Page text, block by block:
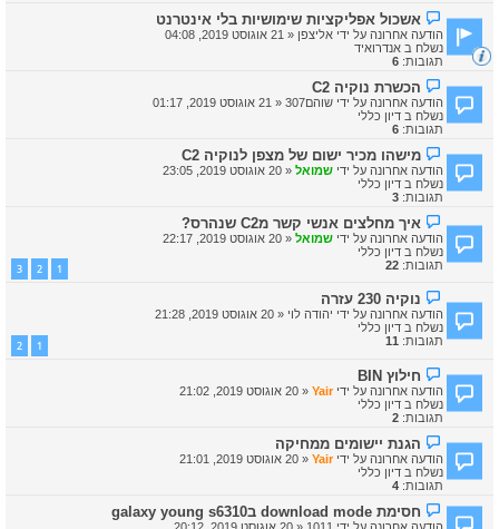
ד
ש
ה
ה
ו
ד
ע
ה
ח
ד
ש
ה
אשכול אפליקציות שימושיות בלי אינטרנט
הודעה אחרונה על ידי אליצפן«21 אוגוסט 2019, 04:08
נשלח באנדרואיד
תגובות: 6
ה
ו
ד
ע
ה
ח
ד
ש
ה
הכשרת נוקיה C2
הודעה אחרונה על ידי שוהם307 «21 אוגוסט 2019, 01:17
נשלח בדיון כללי
תגובות: 6
ה
ו
ד
ע
ה
ח
ד
ש
ה
מישהו מכיר ישום של מצפן לנוקיה C2
הודעה אחרונה על ידי שמואל«20 אוגוסט 2019, 23:05
נשלח בדיון כללי
תגובות: 3
ה
ו
ד
ע
ה
ד
ש
ה
איך מחלצים אנשי קשר מC2 שנהרס?
הודעה אחרונה על ידי שמואל«20 אוגוסט 2019, 22:17
נשלח בדיון כללי
תגובות: 22
2
3
ה
ו
ד
ע
ה
ד
ש
ה
נוקיה 230 עזרה
הודעה אחרונה על ידי יהודה לוי«20 אוגוסט 2019, 21:28
נשלח בדיון כללי
תגובות: 11
2
ה
ו
ד
ע
ה
ח
ד
ש
ה
חילוץ BIN
הודעה אחרונה על ידי Yair
«20 אוגוסט 2019, 21:02
נשלח בדיון כללי
תגובות: 2
ה
ו
ד
ע
ה
ח
ד
הגנת יישומים ממחיקה
הודעה אחרונה על ידי Yair
«20 אוגוסט 2019, 21:01
נשלח בדיון כללי
תגובות: 4
ה
ו
חסימת download mode בgalaxy young s6310